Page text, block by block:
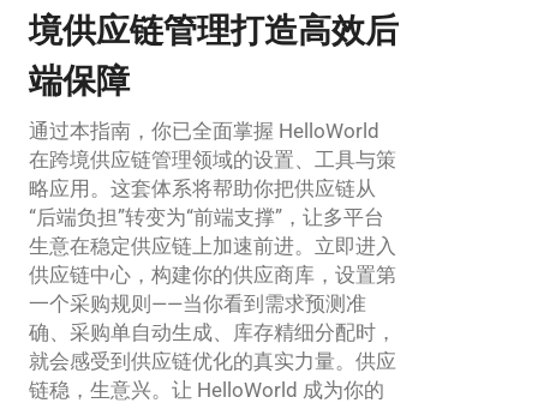
境供应链管理打造高效后
端保障
通过本指南，你已全面掌握 HelloWorld
在跨境供应链管理领域的设置、工具与策
略应用。这套体系将帮助你把供应链从
“后端负担”转变为“前端支撑”，让多平台
生意在稳定供应链上加速前进。立即进入
供应链中心，构建你的供应商库，设置第
一个采购规则——当你看到需求预测准
确、采购单自动生成、库存精细分配时，
就会感受到供应链优化的真实力量。供应
链稳，生意兴。让 HelloWorld 成为你的